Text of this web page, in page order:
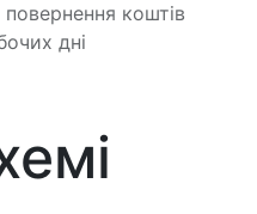
повернення коштів
дні